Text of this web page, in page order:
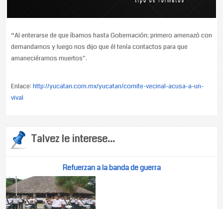
“Al enterarse de que íbamos hasta Gobernación; primero amenazó con
demandarnos y luego nos dijo que él tenía contactos para que
amaneciéramos muertos”.
Enlace: http://yucatan.com.mx/yucatan/comite-vecinal-acusa-a-un-
vival
Talvez le interese...
Refuerzan a la banda de guerra